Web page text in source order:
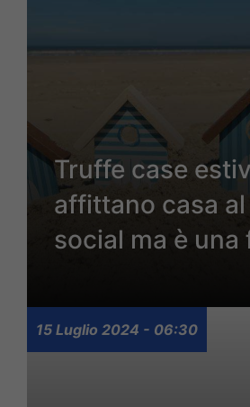
Truffe case
affittano casa al
social ma è una
15 Luglio 2024 - 06:30